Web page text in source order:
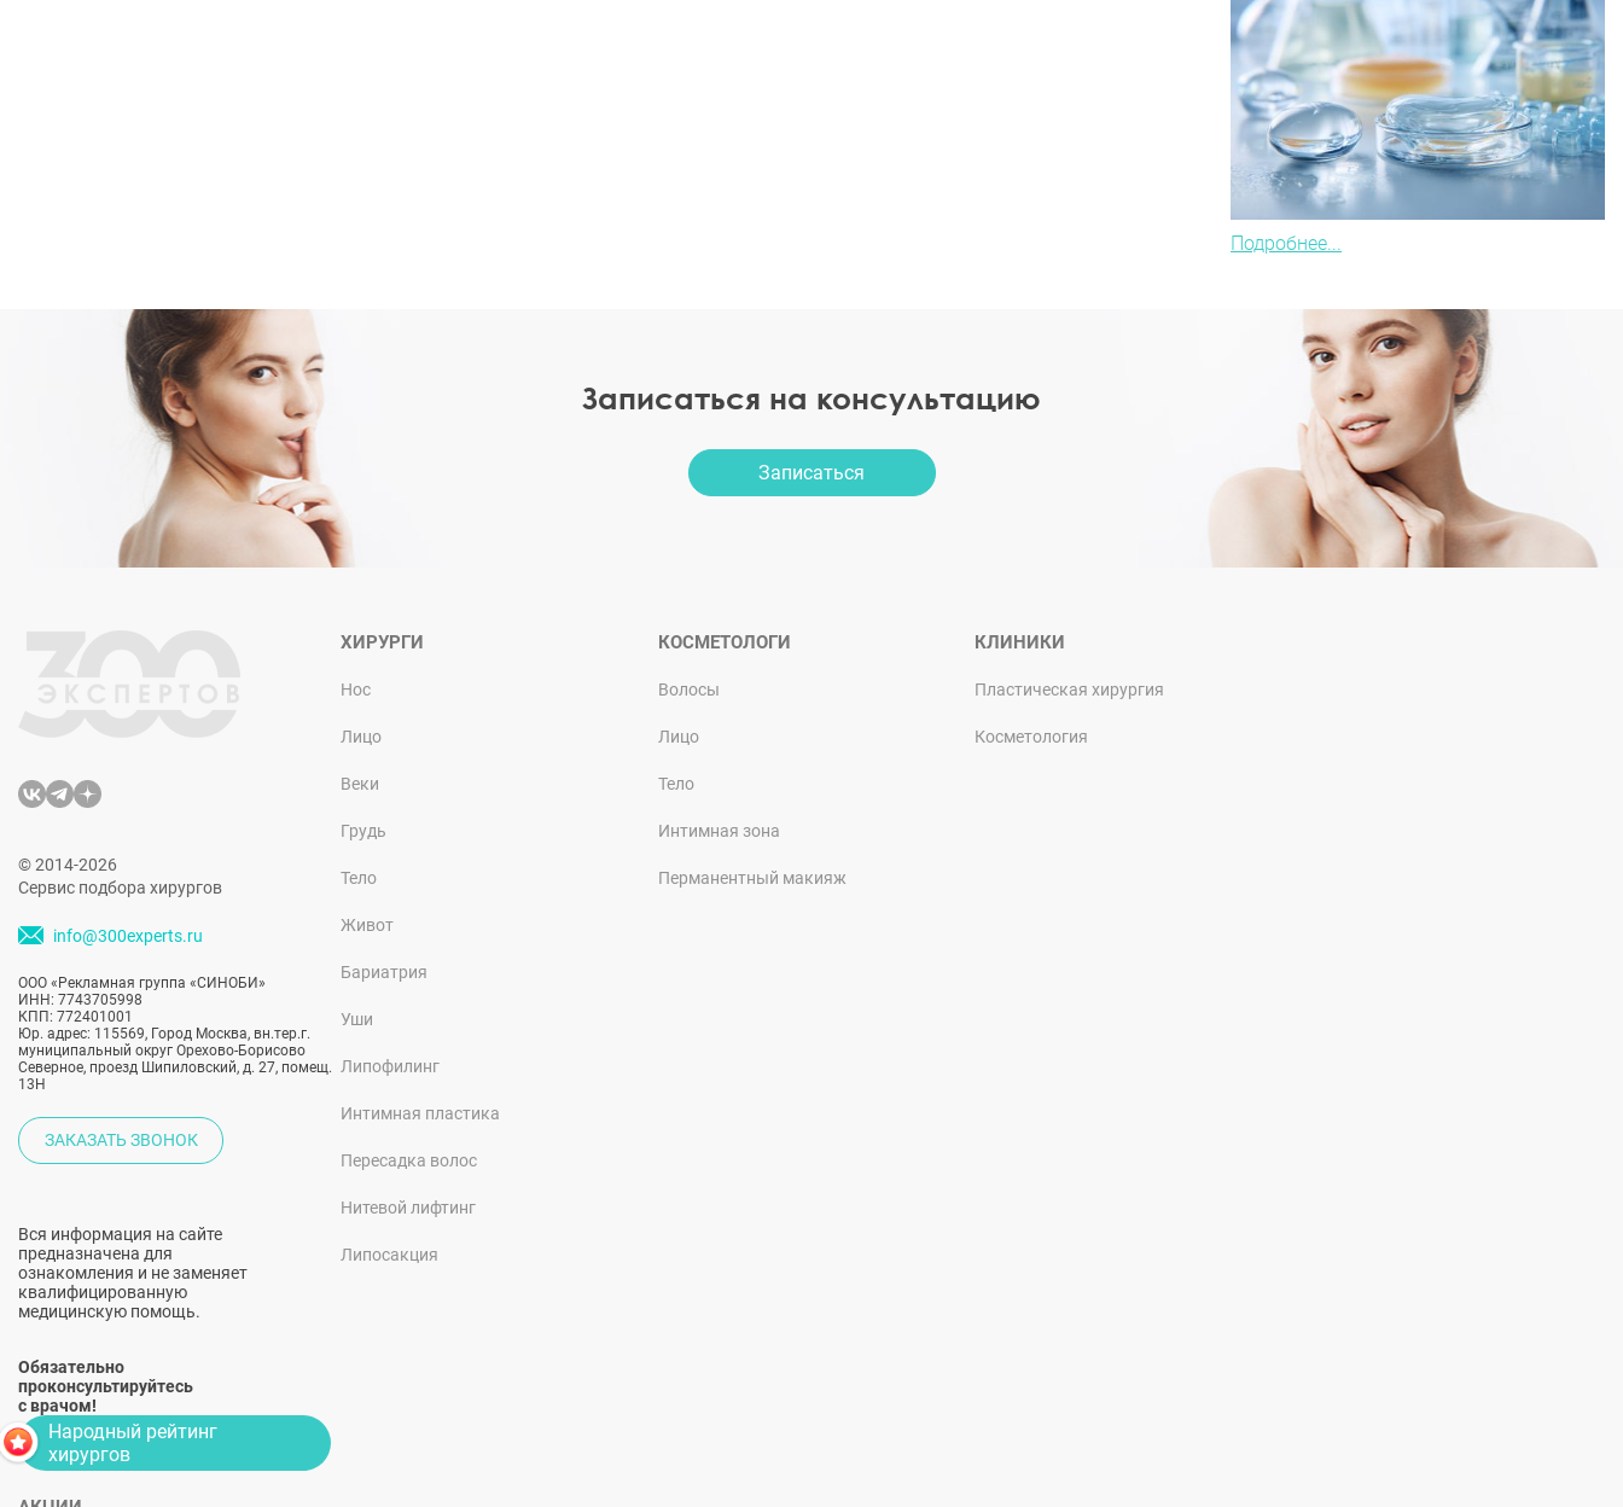
Подробнее...
Записаться на консультацию
Записаться
© 2014-2026
Сервис подбора хирургов
info@300experts.ru
ООО «Рекламная группа «СИНОБИ»
ИНН: 7743705998
КПП: 772401001
Юр. адрес: 115569, Город Москва, вн.тер.г.
муниципальный округ Орехово-Борисово
Северное, проезд Шипиловский, д. 27, помещ.
13Н
ЗАКАЗАТЬ ЗВОНОК
Вся информация на сайте
предназначена для
ознакомления и не заменяет
квалифицированную
медицинскую помощь.
Обязательно
проконсультируйтесь
с врачом!
ХИРУРГИ
Нос
Лицо
Веки
Грудь
Тело
Живот
Бариатрия
Уши
Липофилинг
Интимная пластика
Пересадка волос
Нитевой лифтинг
Липосакция
КОСМЕТОЛОГИ
Волосы
Лицо
Тело
Интимная зона
Перманентный макияж
КЛИНИКИ
Пластическая хирургия
Косметология
Народный рейтинг
хирургов